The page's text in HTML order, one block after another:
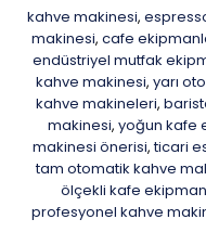
kahve makinesi,
makinesi, cafe
endüstriyel mutfak
kahve makinesi, yarı
kahve makineleri,
makinesi, yoğun kafe
makinesi önerisi, ticari
tam otomatik kahve
ölçekli kafe
profesyonel kahve